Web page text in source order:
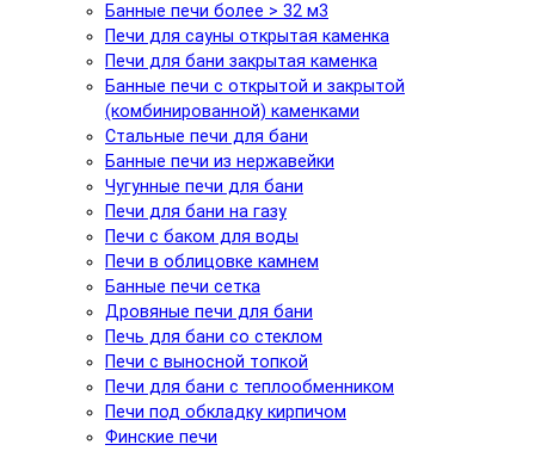
Банные печи более > 32 м3
Печи для сауны открытая каменка
Печи для бани закрытая каменка
Банные печи с открытой и закрытой
(комбинированной) каменками
Стальные печи для бани
Банные печи из нержавейки
Чугунные печи для бани
Печи для бани на газу
Печи с баком для воды
Печи в облицовке камнем
Банные печи сетка
Дровяные печи для бани
Печь для бани со стеклом
Печи с выносной топкой
Печи для бани с теплообменником
Печи под обкладку кирпичом
Финские печи